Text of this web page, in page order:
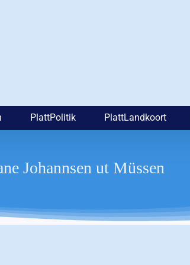
PlattPolitik PlattLandkoort
Johannsen ut Müssen